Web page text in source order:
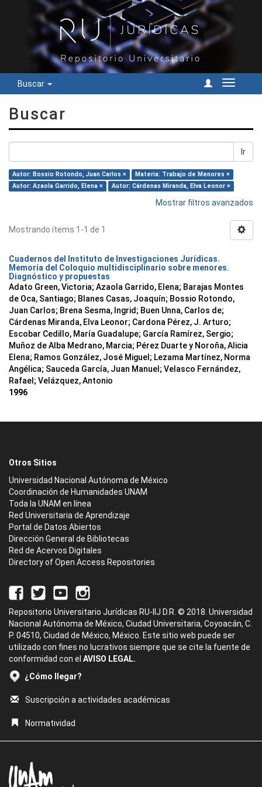
Buscar
Cambiar
Buscar
Ir
Autor: Bossio Rotondo, Juan Carlos ×
Materia: Trabajo de Menores ×
Autor: Azaola Garrido, Elena ×
Autor: Cárdenas Miranda, Elva Leonor ×
Mostrar filtros avanzados
Mostrando ítems 1-1 de 1
Cuadernos del Instituto de Investigaciones Jurídicas.
Memoria del Coloquio multidisciplinario sobre menores.
Diagnóstico y propuestas
Adato Green, Victoria; Azaola Garrido, Elena; Barajas Montes
de Oca, Santiago; Blanes Casas, Joaquín; Bossio Rotondo,
Juan Carlos; Brena Sesma, Ingrid; Buen Unna, Carlos de;
Cárdenas Miranda, Elva Leonor; Cardona Pérez, J. Arturo;
Escobar Cedillo, María Guadalupe; García Ramírez, Sergio;
Muñoz de Alba Medrano, Marcia; Pérez Duarte y Noroña, Alicia
Elena; Ramos González, José Miguel; Lezama Martínez, Norma
Angélica; Sauceda García, Juan Manuel; Velasco Fernández,
Rafael; Velázquez, Antonio
1996
Otros Sitios
Universidad Nacional Autónoma de México
Coordinación de Humanidades UNAM
Toda la UNAM en línea
Red Universitaria de Aprendizaje
Portal de Datos Abiertos
Dirección General de Bibliotecas
Red de Acervos Digitales
Directory of Open Access Repositories
Repositorio Universitario Jurídicas RU-IIJ D.R. © 2018. Universidad
Nacional Autónoma de México, Ciudad Universitaria, Coyoacán, C.
P. 04510, Ciudad de México, México. Este sitio web puede ser
utilizado con fines no lucrativos siempre que se cite la fuente de
conformidad con el AVISO LEGAL.
¿Cómo llegar?
Suscripción a actividades académicas
Normatividad